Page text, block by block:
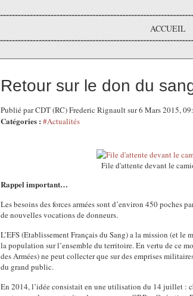
ACCUEIL
Retour sur le don du
Publié par CDT (RC) Frederic Rignault sur 6 Mars 2015,
Catégories : #Actualités
File d'attente devant le
Rappel important…
Les besoins des forces armées sont d’environ 450 poches
de nouvelles vocations de donneurs.
L’EFS (Etablissement Français du Sang) a la mission (et
la population sur l’ensemble du territoire. En vertu de ce
des Armées) ne peut collecter que sur des emprises
du grand public.
En 2014, l’idée consistait en une utilisation du 14 juillet :